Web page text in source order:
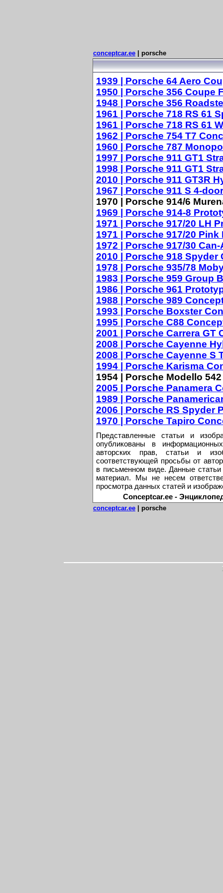
conceptcar.ee | porsche
1939 | Porsche 64 Aero
1950 | Porsche 356 Coupe
1948 | Porsche 356
1961 | Porsche 718 RS 61
1961 | Porsche 718 RS 61
1962 | Porsche 754 T7
1960 | Porsche 787
1997 | Porsche 911 GT1
1998 | Porsche 911 GT1
2010 | Porsche 911 GT3R
1967 | Porsche 911 S 4-
1970 | Porsche 914/6
1969 | Porsche 914-8
1971 | Porsche 917/20 LH
1971 | Porsche 917/20
1972 | Porsche 917/30
2010 | Porsche 918 Spyder
1978 | Porsche 935/78
1983 | Porsche 959 Group
1986 | Porsche 961
1988 | Porsche 989
1993 | Porsche Boxster
1995 | Porsche C88
2001 | Porsche Carrera GT
2008 | Porsche Cayenne
2008 | Porsche Cayenne S
1994 | Porsche Karisma
1954 | Porsche Modello
2005 | Porsche Panamera
1989 | Porsche
2006 | Porsche RS Spyder
1970 | Porsche Tapiro
Представленные статьи и
опубликованы в
авторских прав, статьи и
соответствующей просьбы от
в письменном виде. Данные
материал. Мы не несем
просмотра данных статей и
Conceptcar.ee -
conceptcar.ee | porsche